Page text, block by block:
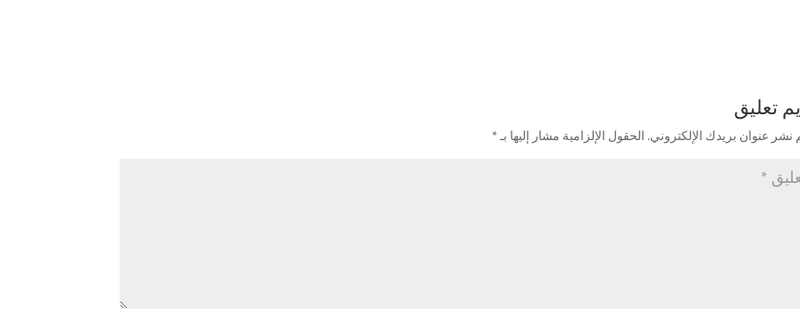
تعليق
نشر عنوان بريدك الإلكتروني.الحقول الإلزامية مشار إليها بـ*